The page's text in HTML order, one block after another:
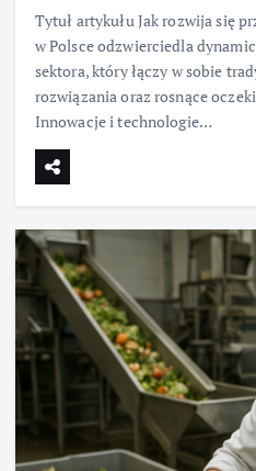
Tytuł artykułu Jak rozwija się
w Polsce odzwierciedla
sektora, który łączy w sobie
rozwiązania oraz rosnące
Innowacje i technologie…